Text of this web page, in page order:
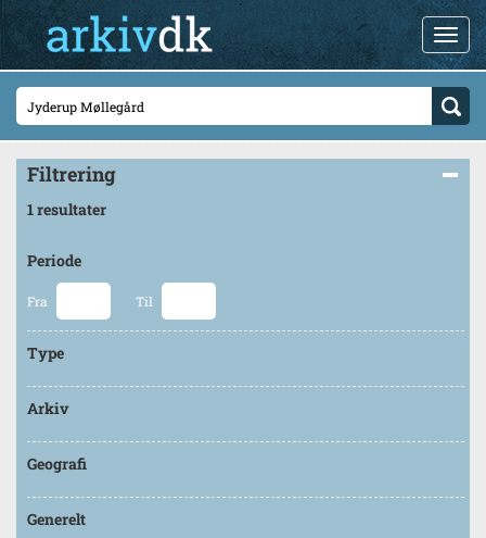
Filtrering
1 resultater
Periode
Fra Til
Type
Arkiv
Geografi
Generelt